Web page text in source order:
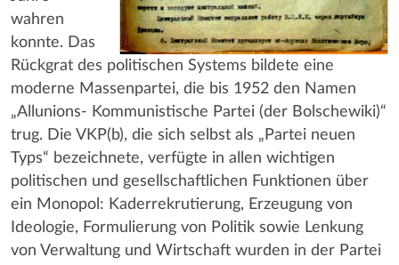
wahren
konnte. Das
Rückgrat des politischen Systems bildete eine
moderne Massenpartei, die bis 1952 den Namen
„Allunions- Kommunistische Partei (der Bolschewiki)“
trug. Die VKP(b), die sich selbst als „Partei neuen
Typs“ bezeichnete, verfügte in allen wichtigen
politischen und gesellschaftlichen Funktionen über
ein Monopol: Kaderrekrutierung, Erzeugung von
Ideologie, Formulierung von Politik sowie Lenkung
von Verwaltung und Wirtschaft wurden in der Partei